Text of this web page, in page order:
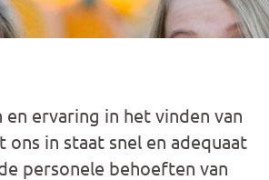
en ervaring in het vinden van
ons in staat snel en adequaat
personele behoeften van